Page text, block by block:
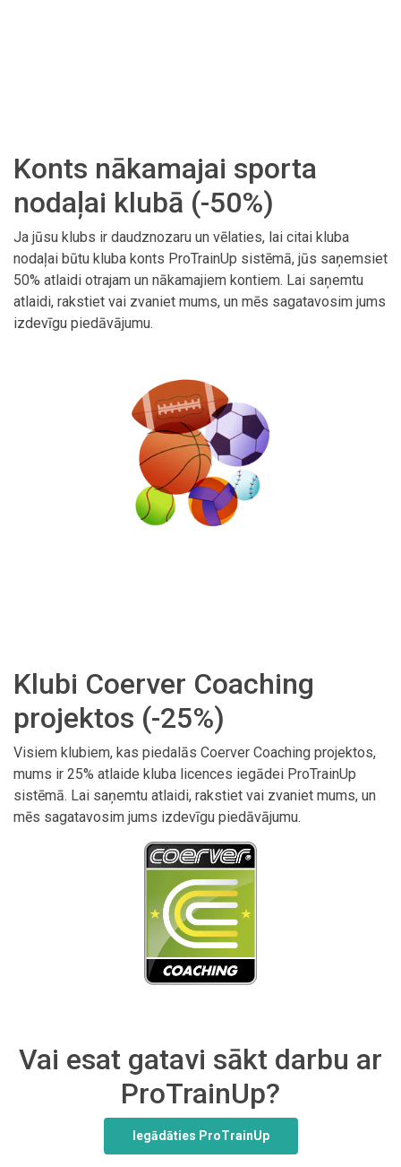
Konts nākamajai sporta
nodaļai klubā (-50%)
Ja jūsu klubs ir daudznozaru un vēlaties, lai citai kluba
nodaļai būtu kluba konts ProTrainUp sistēmā, jūs saņemsiet
50% atlaidi otrajam un nākamajiem kontiem. Lai saņemtu
atlaidi, rakstiet vai zvaniet mums, un mēs sagatavosim jums
izdevīgu piedāvājumu.
Klubi Coerver Coaching
projektos (-25%)
Visiem klubiem, kas piedalās Coerver Coaching projektos,
mums ir 25% atlaide kluba licences iegādei ProTrainUp
sistēmā. Lai saņemtu atlaidi, rakstiet vai zvaniet mums, un
mēs sagatavosim jums izdevīgu piedāvājumu.
Vai esat gatavi sākt darbu ar
ProTrainUp?
Iegādāties ProTrainUp